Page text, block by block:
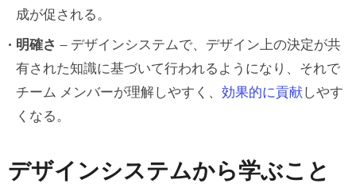
成が促される。
明確さ – デザインシステムで、デザイン上の決定が共
有された知識に基づいて行われるようになり、それで
チーム メンバーが理解しやすく、 効果的に貢献しやす
くなる。
デザインシステムから学ぶこと